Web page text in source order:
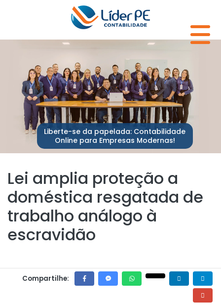
Liberte-se da papelada: Contabilidade
Online para Empresas Modernas!
Lei amplia proteção a
doméstica resgatada de
trabalho análogo à
escravidão
Compartilhe: